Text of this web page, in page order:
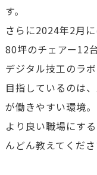
す。
さらに2024年2月に
80坪のチェアー12
デジタル技工のラ
目指しているのは
が働きやすい環境。
より良い職場にす
んどん教えてくださ